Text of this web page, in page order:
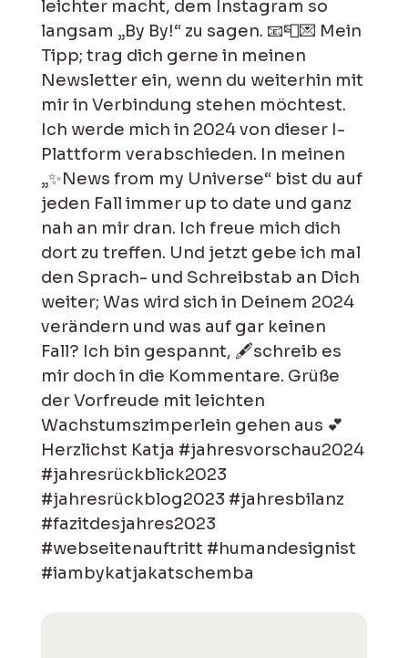
leichter macht, dem Instagram so
langsam „By By!“ zu sagen. 📧📮💌 Mein
Tipp; trag dich gerne in meinen
Newsletter ein, wenn du weiterhin mit
mir in Verbindung stehen möchtest.
Ich werde mich in 2024 von dieser I-
Plattform verabschieden. In meinen
„✨News from my Universe“ bist du auf
jeden Fall immer up to date und ganz
nah an mir dran. Ich freue mich dich
dort zu treffen. Und jetzt gebe ich mal
den Sprach- und Schreibstab an Dich
weiter; Was wird sich in Deinem 2024
verändern und was auf gar keinen
Fall? Ich bin gespannt, 🖋️schreib es
mir doch in die Kommentare. Grüße
der Vorfreude mit leichten
Wachstumszimperlein gehen aus 💕
Herzlichst Katja #jahresvorschau2024
#jahresrückblick2023
#jahresrückblog2023 #jahresbilanz
#fazitdesjahres2023
#webseitenauftritt #humandesignist
#iambykatjakatschemba